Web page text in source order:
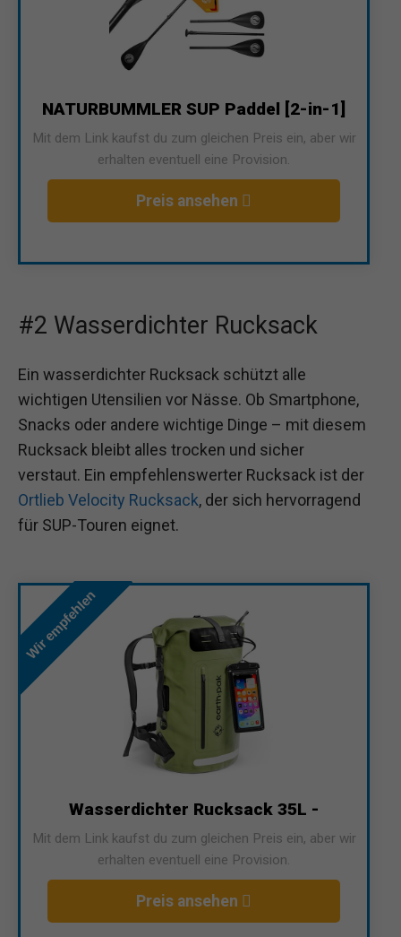
NATURBUMMLER SUP Paddel [2-in-1]
Mit dem Link kaufst du zum gleichen Preis ein, aber wir
erhalten eventuell eine Provision.
Preis ansehen
#2 Wasserdichter Rucksack
Ein wasserdichter Rucksack schützt alle
wichtigen Utensilien vor Nässe. Ob Smartphone,
Snacks oder andere wichtige Dinge – mit diesem
Rucksack bleibt alles trocken und sicher
verstaut. Ein empfehlenswerter Rucksack ist der
Ortlieb Velocity Rucksack, der sich hervorragend
für SUP-Touren eignet.
Wir empfehlen
Wasserdichter Rucksack 35L -
Mit dem Link kaufst du zum gleichen Preis ein, aber wir
erhalten eventuell eine Provision.
Preis ansehen